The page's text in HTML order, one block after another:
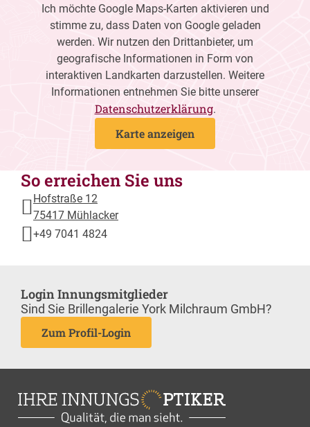
Ich möchte Google Maps-Karten aktivieren und
stimme zu, dass Daten von Google geladen
werden. Wir nutzen den Drittanbieter, um
geografische Informationen in Form von
interaktiven Landkarten darzustellen. Weitere
Informationen entnehmen Sie bitte unserer
Datenschutzerklärung.
Karte anzeigen
So erreichen Sie uns
Hofstraße 12
75417 Mühlacker
+49 7041 4824
Login Innungsmitglieder
Sind Sie Brillengalerie York Milchraum GmbH?
Zum Profil-Login